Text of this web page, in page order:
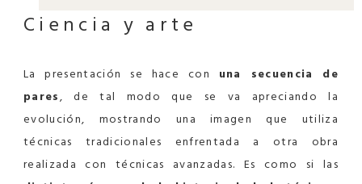
Ciencia y arte
La presentación se hace con una secuencia de
pares, de tal modo que se va apreciando la
evolución, mostrando una imagen que utiliza
técnicas tradicionales enfrentada a otra obra
realizada con técnicas avanzadas. Es como si las